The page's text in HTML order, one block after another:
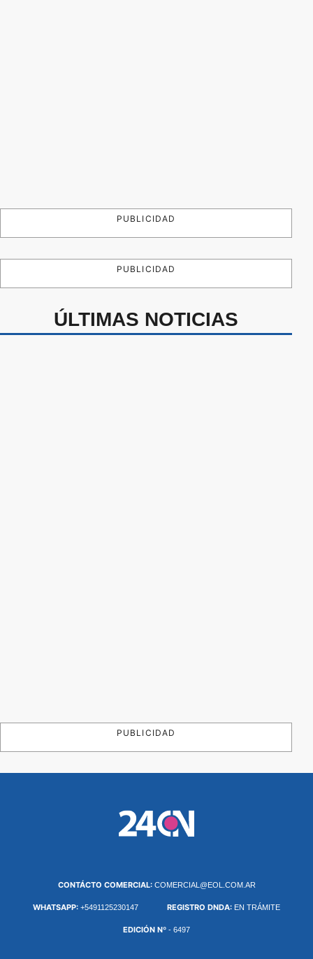
PUBLICIDAD
PUBLICIDAD
ÚLTIMAS NOTICIAS
PUBLICIDAD
CONTÁCTO COMERCIAL: COMERCIAL@EOL.COM.AR
WHATSAPP: +5491125230147 REGISTRO DNDA: EN TRÁMITE
EDICIÓN Nº - 6497